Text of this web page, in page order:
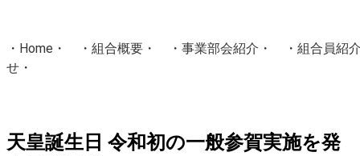
・ Home ・ ・ 組合概要 ・ ・ 事業部会紹介 ・ ・ 組合員紹
せ ・
国土交通省・経済産業省・農林水産省・厚生労働省 認可
天皇誕生日 令和初の一般参賀実施を発